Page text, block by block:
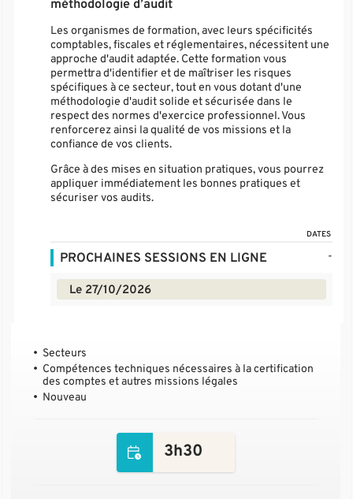
méthodologie d’audit
Les organismes de formation, avec leurs spécificités
comptables, fiscales et réglementaires, nécessitent une
approche d'audit adaptée. Cette formation vous
permettra d'identifier et de maîtriser les risques
spécifiques à ce secteur, tout en vous dotant d'une
méthodologie d'audit solide et sécurisée dans le
respect des normes d'exercice professionnel. Vous
renforcerez ainsi la qualité de vos missions et la
confiance de vos clients.
Grâce à des mises en situation pratiques, vous pourrez
appliquer immédiatement les bonnes pratiques et
sécuriser vos audits.
DATES
PROCHAINES SESSIONS EN LIGNE -
Le 27/10/2026
Secteurs
Compétences techniques nécessaires à la certification
des comptes et autres missions légales
Nouveau
3h30